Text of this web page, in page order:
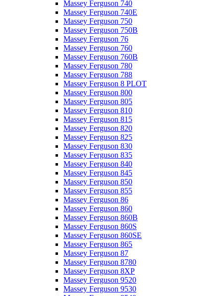
Massey Ferguson 740
Massey Ferguson 740E
Massey Ferguson 750
Massey Ferguson 750B
Massey Ferguson 76
Massey Ferguson 760
Massey Ferguson 760B
Massey Ferguson 780
Massey Ferguson 788
Massey Ferguson 8 PLOT
Massey Ferguson 800
Massey Ferguson 805
Massey Ferguson 810
Massey Ferguson 815
Massey Ferguson 820
Massey Ferguson 825
Massey Ferguson 830
Massey Ferguson 835
Massey Ferguson 840
Massey Ferguson 845
Massey Ferguson 850
Massey Ferguson 855
Massey Ferguson 86
Massey Ferguson 860
Massey Ferguson 860B
Massey Ferguson 860S
Massey Ferguson 860SE
Massey Ferguson 865
Massey Ferguson 87
Massey Ferguson 8780
Massey Ferguson 8XP
Massey Ferguson 9520
Massey Ferguson 9530